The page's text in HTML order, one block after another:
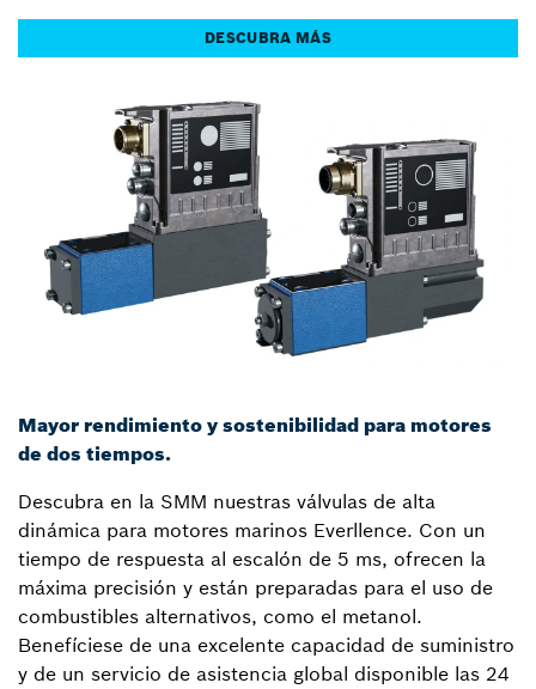
DESCUBRA MÁS
Mayor rendimiento y sostenibilidad para motores
de dos tiempos.
Descubra en la SMM nuestras válvulas de alta
dinámica para motores marinos Everllence. Con un
tiempo de respuesta al escalón de 5 ms, ofrecen la
máxima precisión y están preparadas para el uso de
combustibles alternativos, como el metanol.
Benefíciese de una excelente capacidad de suministro
y de un servicio de asistencia global disponible las 24